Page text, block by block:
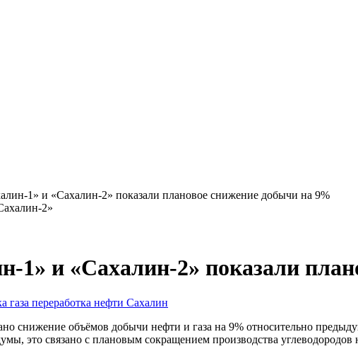
1» и «Сахалин-2» показали плановое снижение добычи на 9%
1» и «Сахалин-2» показали
газа переработка нефти Сахалин
снижение объёмов добычи нефти и газа на 9% относительно
это связано с плановым сокращением производства